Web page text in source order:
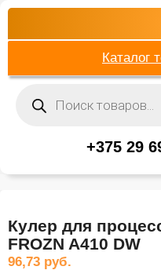
Каталог
товаров
+375 29
Кулер для
FROZN A410 DW
96,73 руб.